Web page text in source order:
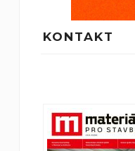
KONTAKT